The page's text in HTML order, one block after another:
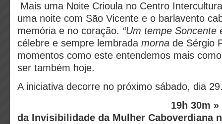
Mais uma Noite Crioula no Centro
uma noite com São Vicente e o barlavento
memória e no coração. “Um tempe Soncente
célebre e sempre lembrada morna de Sérgio
momentos como este entendemos mais
ser também hoje.
A iniciativa decorre no próximo sábado, dia
19h 30m
da Invisibilidade da Mulher Caboverdiana